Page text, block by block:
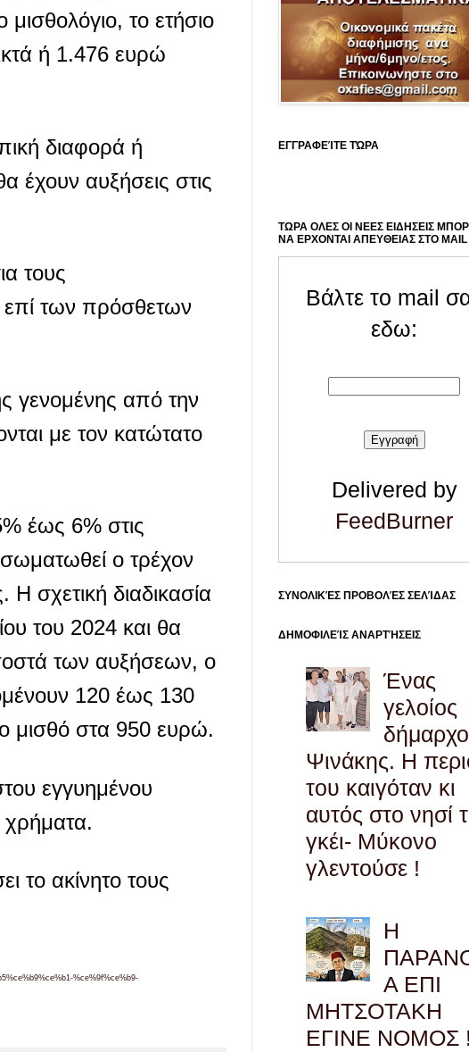
το ετήσιο
ή 1.476 ευρώ
διαφορά ή
αυξήσεις στις
τους
επί των πρόσθετων
γενομένης από την
με τον κατώτατο
έως 6% στις
ο τρέχον
σχετική διαδικασία
του 2024 και θα
των αυξήσεων, ο
120 έως 130
μισθό στα 950 ευρώ.
εγγυημένου
το ακίνητο τους
%ce%9f%ce%b9-
ΕΓΓΡΑΦΕΊΤΕ ΤΏΡΑ
ΤΩΡΑ ΟΛΕΣ ΟΙ ΝΕΕΣ ΕΙΔΗΣΕΙΣ
ΝΑ ΕΡΧΟΝΤΑΙ ΑΠΕΥΘΕΙΑΣ ΣΤΟ
Βάλτε το mail
εδω:
Delivered by
FeedBurner
ΣΥΝΟΛΙΚΈΣ ΠΡΟΒΟΛΈΣ ΣΕΛΊΔΑΣ
ΔΗΜΟΦΙΛΕΊΣ ΑΝΑΡΤΉΣΕΙΣ
Ένας
γελοίος
Ψινάκης. Η
του καιγόταν κι
αυτός στο νησί
γκέι- Μύκονο
γλεντούσε !
Η
Α ΕΠΙ
ΜΗΤΣΟΤΑΚΗ
ΕΓΙΝΕ ΝΟΜΟΣ